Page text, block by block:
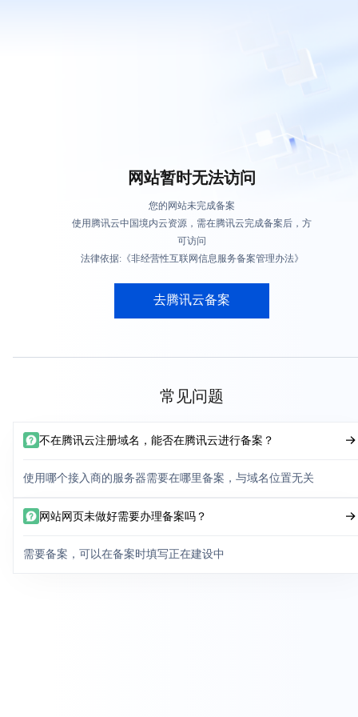
网站暂时无法访问
您的网站未完成备案
使用腾讯云中国境内云资源，需在腾讯云完成备案后，方
可访问
法律依据:《非经营性互联网信息服务备案管理办法》
去腾讯云备案
常见问题
不在腾讯云注册域名，能否在腾讯云进行备案？
使用哪个接入商的服务器需要在哪里备案，与域名位置无关
网站网页未做好需要办理备案吗？
需要备案，可以在备案时填写正在建设中